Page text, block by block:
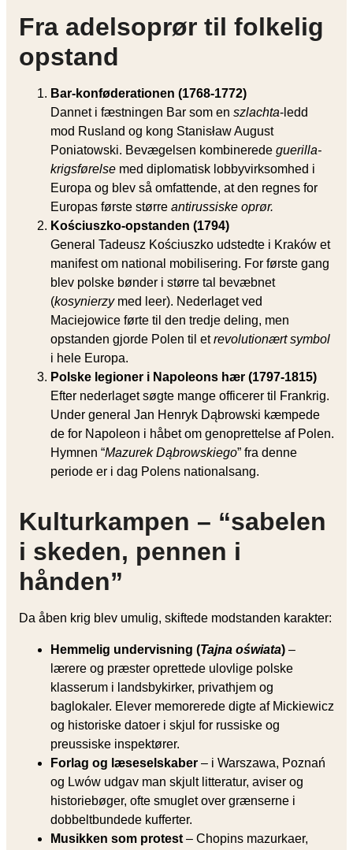
Fra adelsoprør til folkelig
opstand
Bar-konføderationen (1768-1772)
Dannet i fæstningen Bar som en szlachta-ledd
mod Rusland og kong Stanisław August
Poniatowski. Bevægelsen kombinerede guerilla-
krigsførelse med diplomatisk lobbyvirksomhed i
Europa og blev så omfattende, at den regnes for
Europas første større antirussiske oprør.
Kościuszko-opstanden (1794)
General Tadeusz Kościuszko udstedte i Kraków et
manifest om national mobilisering. For første gang
blev polske bønder i større tal bevæbnet
(kosynierzymed leer). Nederlaget ved
Maciejowice førte til den tredje deling, men
opstanden gjorde Polen til etrevolutionært symbol
i hele Europa.
Polske legioner i Napoleons hær (1797-1815)
Efter nederlaget søgte mange officerer til Frankrig.
Under general Jan Henryk Dąbrowski kæmpede
de for Napoleon i håbet om genoprettelse af Polen.
Hymnen “Mazurek Dąbrowskiego” fra denne
periode er i dag Polens nationalsang.
Kulturkampen – “sabelen
i skeden, pennen i
hånden”
Da åben krig blev umulig, skiftede modstanden karakter:
Hemmelig undervisning (Tajna oświata) –
lærere og præster oprettede ulovlige polske
klasserum i landsbykirker, privathjem og
baglokaler. Elever memorerede digte af Mickiewicz
og historiske datoer i skjul for russiske og
preussiske inspektører.
Forlag og læseselskaber – i Warszawa, Poznań
og Lwów udgav man skjult litteratur, aviser og
historiebøger, ofte smuglet over grænserne i
dobbeltbundede kufferter.
Musikken som protest – Chopins mazurkaer,